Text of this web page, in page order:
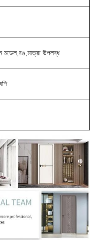
মডেল,রঙ,মাত্রা উপলব্ধ